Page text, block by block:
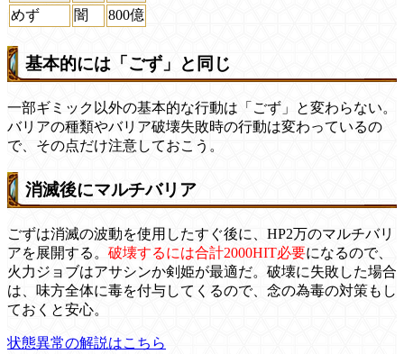
めず
闇 800億
基本的には「ごず」と同じ
一部ギミック以外の基本的な行動は「ごず」と変わらない。
バリアの種類やバリア破壊失敗時の行動は変わっているの
で、その点だけ注意しておこう。
消滅後にマルチバリア
ごずは消滅の波動を使用したすぐ後に、HP2万のマルチバリ
アを展開する。 破壊するには合計2000HIT必要になるので、
火力ジョブはアサシンか剣姫が最適だ。破壊に失敗した場合
は、味方全体に毒を付与してくるので、念の為毒の対策もし
ておくと安心。
状態異常の解説はこちら